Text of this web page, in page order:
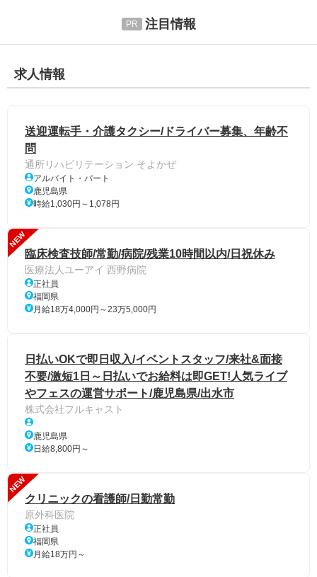
注目情報
求人情報
送迎運転手・介護タクシー/ドライバー募集、年齢不
問
通所リハビリテーション そよかぜ
アルバイト・パート
鹿児島県
時給1,030円～1,078円
NEW
臨床検査技師/常勤/病院/残業10時間以内/日祝休み
医療法人ユーアイ 西野病院
正社員
福岡県
月給18万4,000円～23万5,000円
日払いOKで即日収入/イベントスタッフ/来社&面接
不要/激短1日～日払いでお給料は即GET!人気ライブ
やフェスの運営サポート/鹿児島県/出水市
株式会社フルキャスト
鹿児島県
日給8,800円～
NEW
クリニックの看護師/日勤常勤
原外科医院
正社員
福岡県
月給18万円～